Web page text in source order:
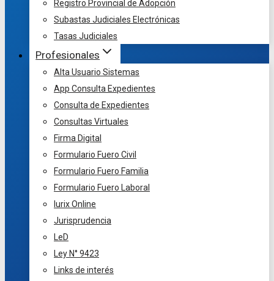
Registro Provincial de Adopción
Subastas Judiciales Electrónicas
Tasas Judiciales
Profesionales
Alta Usuario Sistemas
App Consulta Expedientes
Consulta de Expedientes
Consultas Virtuales
Firma Digital
Formulario Fuero Civil
Formulario Fuero Familia
Formulario Fuero Laboral
Iurix Online
Jurisprudencia
LeD
Ley N° 9423
Links de interés